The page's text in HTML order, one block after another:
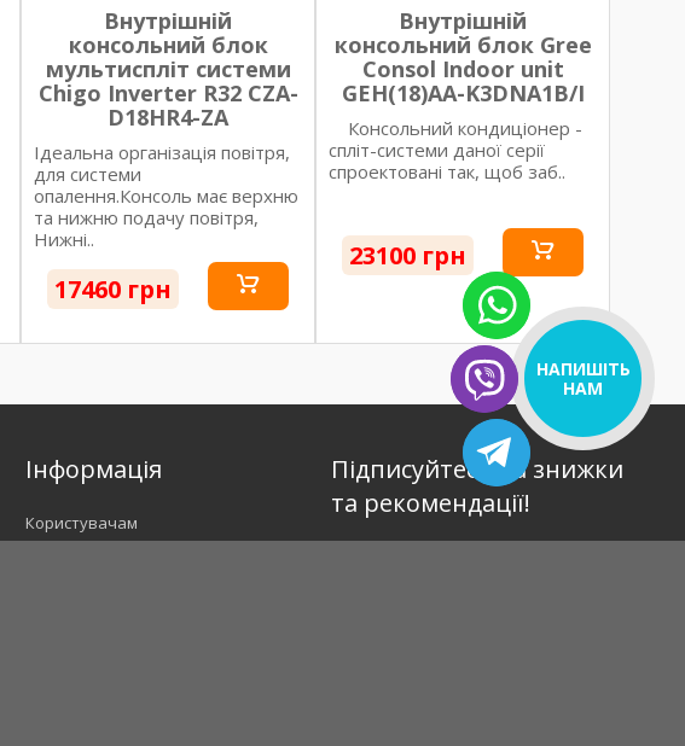
Внутрішній
консольний блок
мультиспліт системи
Chigo Inverter R32 CZA-
D18HR4-ZA
Ідеальна організація повітря,
для системи
опалення.Консоль має верхню
та нижню подачу повітря,
Нижні..
17460 грн
Внутрішній
консольний блок Gree
Consol Indoor unit
GEH(18)AA-K3DNA1B/I
Консольний кондиціонер -
спліт-системи даної серії
спроектовані так, щоб заб..
23100 грн
Інформація
Користувачам
Підписуйтесь на знижки
та рекомендації!
НАПИШІТЬ
НАМ